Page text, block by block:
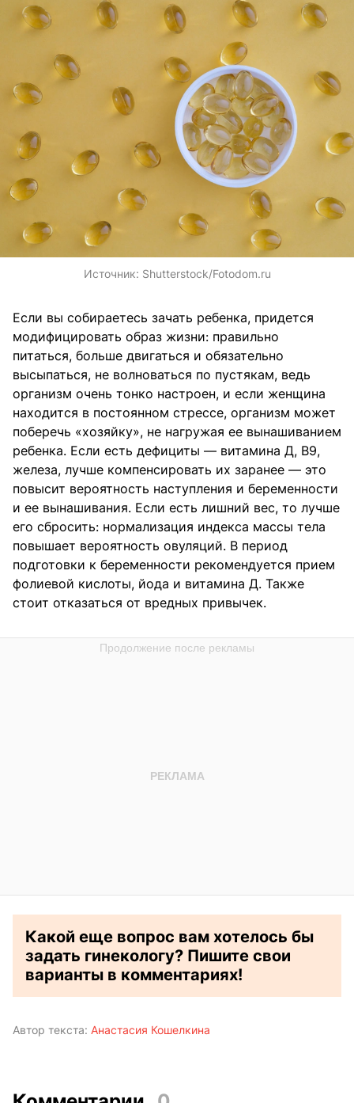
Источник: Shutterstock/Fotodom.ru
Если вы собираетесь зачать ребенка, придется
модифицировать образ жизни: правильно
питаться, больше двигаться и обязательно
высыпаться, не волноваться по пустякам, ведь
организм очень тонко настроен, и если женщина
находится в постоянном стрессе, организм может
поберечь «хозяйку», не нагружая ее вынашиванием
ребенка. Если есть дефициты — витамина Д, В9,
железа, лучше компенсировать их заранее — это
повысит вероятность наступления и беременности
и ее вынашивания. Если есть лишний вес, то лучше
его сбросить: нормализация индекса массы тела
повышает вероятность овуляций. В период
подготовки к беременности рекомендуется прием
фолиевой кислоты, йода и витамина Д. Также
стоит отказаться от вредных привычек.
Какой еще вопрос вам хотелось бы
задать гинекологу? Пишите свои
варианты в комментариях!
Автор текста: Анастасия Кошелкина